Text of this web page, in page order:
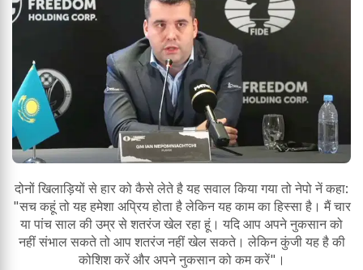
दोनों खिलाड़ियों से हार को कैसे लेते है यह सवाल किया गया तो नेपो नें कहा:
"सच कहूं तो यह हमेशा अप्रिय होता है लेकिन यह काम का हिस्सा है। मैं चार
या पांच साल की उम्र से शतरंज खेल रहा हूं। यदि आप अपने नुकसान को
नहीं संभाल सकते तो आप शतरंज नहीं खेल सकते। लेकिन कुंजी यह है की
कोशिश करें और अपने नुकसान को कम करें"।